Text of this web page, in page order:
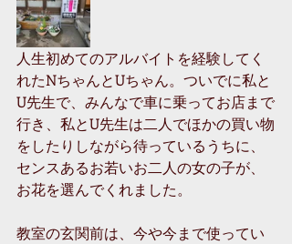
人生初めてのアルバイトを経験してく
れたNちゃんとUちゃん。ついでに私と
U先生で、みんなで車に乗ってお店まで
行き、私とU先生は二人でほかの買い物
をしたりしながら待っているうちに、
センスあるお若いお二人の女の子が、
お花を選んでくれました。
教室の玄関前は、今や今まで使ってい